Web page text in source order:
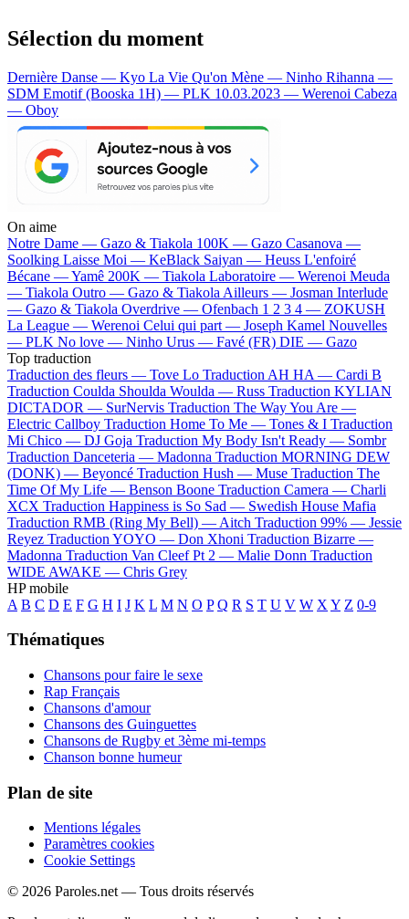
Sélection du moment
Dernière Danse — Kyo La Vie Qu'on Mène — Ninho Rihanna —
SDM Emotif (Booska 1H) — PLK 10.03.2023 — Werenoi Cabeza
— Oboy
On aime
Notre Dame — Gazo & Tiakola 100K — Gazo Casanova —
Soolking Laisse Moi — KeBlack Saiyan — Heuss L'enfoiré
Bécane —Yamê 200K — Tiakola Laboratoire — Werenoi Meuda
— Tiakola Outro — Gazo & Tiakola Ailleurs — Josman Interlude
— Gazo & Tiakola Overdrive — Ofenbach 1 2 3 4 — ZOKUSH
La League — Werenoi Celui qui part — Joseph Kamel Nouvelles
— PLK No love — Ninho Urus — Favé (FR) DIE — Gazo
Top traduction
Traduction des fleurs — Tove Lo Traduction AH HA — Cardi B
Traduction Coulda Shoulda Woulda — Russ Traduction KYLIAN
DICTADOR — SurNervis Traduction The Way You Are —
Electric Callboy Traduction Home To Me — Tones & I Traduction
Mi Chico — DJ Goja Traduction My Body Isn't Ready — Sombr
Traduction Danceteria — Madonna Traduction MORNING DEW
(DONK) — Beyoncé Traduction Hush — Muse Traduction The
Time Of My Life — Benson Boone Traduction Camera — Charli
XCX Traduction Happiness is So Sad — Swedish House Mafia
Traduction RMB (Ring My Bell) — Aitch Traduction 99% — Jessie
Reyez Traduction YOYO — Don Xhoni Traduction Bizarre —
Madonna Traduction Van Cleef Pt 2 — Malie Donn Traduction
WIDE AWAKE — Chris Grey
HP mobile
A B C D E F G H I J K L M N O P Q R S T U V W X Y Z 0-9
Thématiques
Chansons pour faire le sexe
Rap Français
Chansons d'amour
Chansons des Guinguettes
Chansons de Rugby et 3ème mi-temps
Chanson bonne humeur
Plan de site
Mentions légales
Paramètres cookies
Cookie Settings
© 2026 Paroles.net — Tous droits réservés